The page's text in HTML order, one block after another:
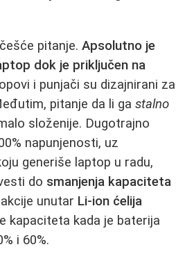
pitanje. Apsolutno je
dok je priključen na
i punjači su dizajnirani za
pitanje da li ga stalno
složenije. Dugotrajno
napunjenosti, uz
generiše laptop u radu,
do smanjenja kapaciteta
unutar Li-ion ćelija
kapaciteta kada je baterija
i 60%.